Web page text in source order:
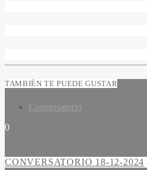
TAMBIÉN TE PUEDE GUSTAR
Conversatorio
0
CONVERSATORIO 18-12-2024